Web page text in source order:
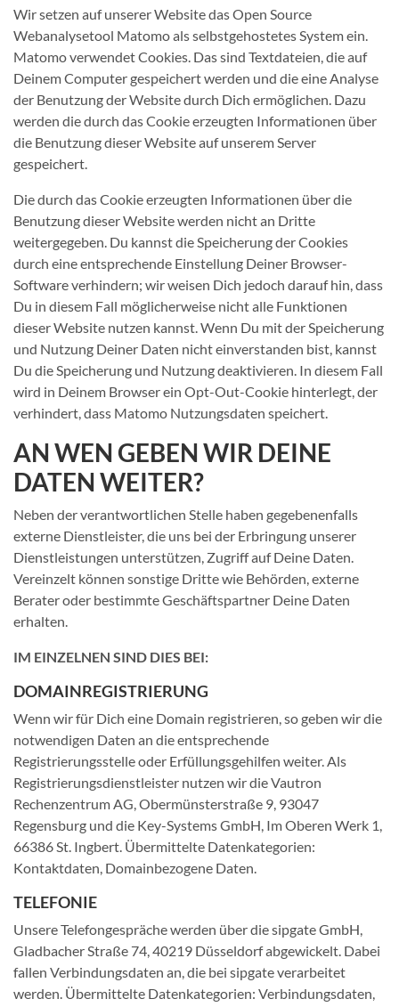
Wir setzen auf unserer Website das Open Source
Webanalysetool Matomo als selbstgehostetes System ein.
Matomo verwendet Cookies. Das sind Textdateien, die auf
Deinem Computer gespeichert werden und die eine Analyse
der Benutzung der Website durch Dich ermöglichen. Dazu
werden die durch das Cookie erzeugten Informationen über
die Benutzung dieser Website auf unserem Server
gespeichert.
Die durch das Cookie erzeugten Informationen über die
Benutzung dieser Website werden nicht an Dritte
weitergegeben. Du kannst die Speicherung der Cookies
durch eine entsprechende Einstellung Deiner Browser-
Software verhindern; wir weisen Dich jedoch darauf hin, dass
Du in diesem Fall möglicherweise nicht alle Funktionen
dieser Website nutzen kannst. Wenn Du mit der Speicherung
und Nutzung Deiner Daten nicht einverstanden bist, kannst
Du die Speicherung und Nutzung deaktivieren. In diesem Fall
wird in Deinem Browser ein Opt-Out-Cookie hinterlegt, der
verhindert, dass Matomo Nutzungsdaten speichert.
AN WEN GEBEN WIR DEINE
DATEN WEITER?
Neben der verantwortlichen Stelle haben gegebenenfalls
externe Dienstleister, die uns bei der Erbringung unserer
Dienstleistungen unterstützen, Zugriff auf Deine Daten.
Vereinzelt können sonstige Dritte wie Behörden, externe
Berater oder bestimmte Geschäftspartner Deine Daten
erhalten.
IM EINZELNEN SIND DIES BEI:
DOMAINREGISTRIERUNG
Wenn wir für Dich eine Domain registrieren, so geben wir die
notwendigen Daten an die entsprechende
Registrierungsstelle oder Erfüllungsgehilfen weiter. Als
Registrierungsdienstleister nutzen wir die Vautron
Rechenzentrum AG, Obermünsterstraße 9, 93047
Regensburg und die Key-Systems GmbH, Im Oberen Werk 1,
66386 St. Ingbert. Übermittelte Datenkategorien:
Kontaktdaten, Domainbezogene Daten.
TELEFONIE
Unsere Telefongespräche werden über die sipgate GmbH,
Gladbacher Straße 74, 40219 Düsseldorf abgewickelt. Dabei
fallen Verbindungsdaten an, die bei sipgate verarbeitet
werden. Übermittelte Datenkategorien: Verbindungsdaten,